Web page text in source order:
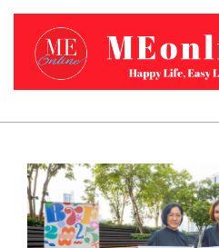
Skip
content
Primary
Menu